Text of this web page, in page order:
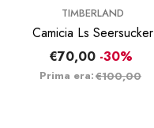
TIMBERLAND
Camicia Ls Seersucker
Striped - Blu
€70,00 -30%
Prima era:€100,00